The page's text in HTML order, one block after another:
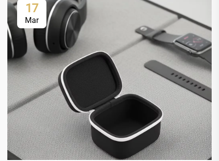
17
Mar